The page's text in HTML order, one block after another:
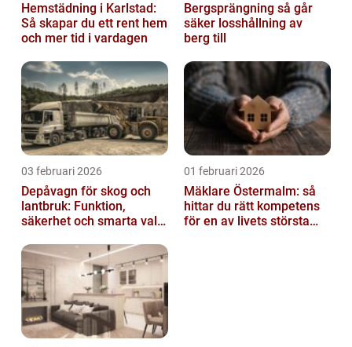
Hemstädning i Karlstad:
Så skapar du ett rent hem
och mer tid i vardagen
Bergsprängning så går
säker losshållning av
berg till
03 februari 2026
Depåvagn för skog och
lantbruk: Funktion,
säkerhet och smarta val
01 februari 2026
Mäklare Östermalm: så
hittar du rätt kompetens
för en av livets största